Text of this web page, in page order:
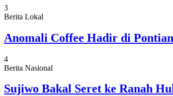
3
Berita Lokal
Anomali Coffee Hadir di
4
Berita Nasional
Sujiwo Bakal Seret ke Ranah